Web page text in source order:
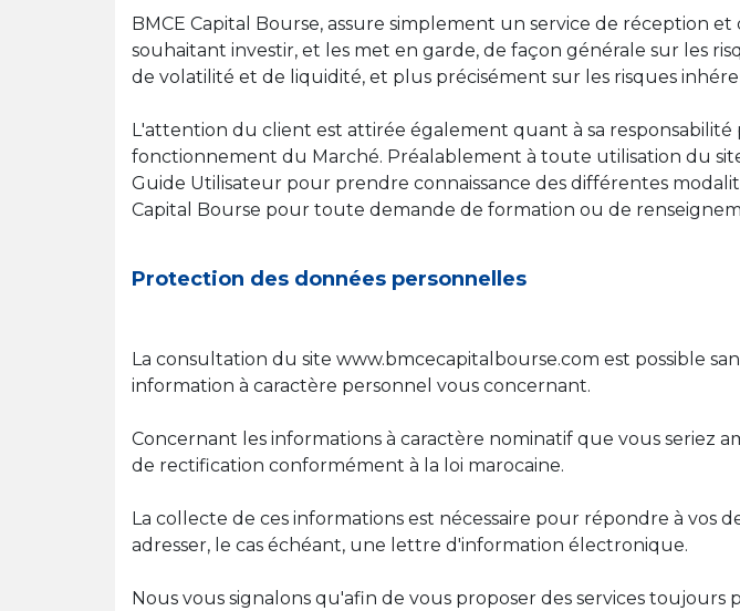
BMCE Capital Bourse, assure simplement un service de réception
souhaitant investir, et les met en garde, de façon générale sur les
de volatilité et de liquidité, et plus précisément sur les risques
L'attention du client est attirée également quant à sa
fonctionnement du Marché. Préalablement à toute utilisation du
Guide Utilisateur pour prendre connaissance des différentes
Capital Bourse pour toute demande de formation ou de
Protection des données personnelles
La consultation du site www.bmcecapitalbourse.com est possible
information à caractère personnel vous concernant.
Concernant les informations à caractère nominatif que vous seriez
de rectification conformément à la loi marocaine.
La collecte de ces informations est nécessaire pour répondre à vos
adresser, le cas échéant, une lettre d'information électronique.
Nous vous signalons qu'afin de vous proposer des services